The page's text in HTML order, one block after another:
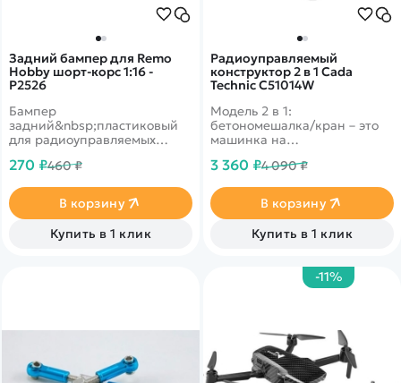
Радиоуправляемый
конструктор 2 в 1 Cada
Technic C51014W
Модель 2 в 1:
бетономешалка/кран – это
машинка на
ребенок собирает сам! 814
наборе
3 360 ₽4 090 ₽
В корзину
Купить в 1 клик
Задний бампер для Remo
Hobby шорт-корс 1:16 -
P2526
Бампер
задний&nbsp;пластиковый
для радиоуправляемых
Rocket&nbsp;масштаба 1/16.
270 ₽460 ₽
В корзину
Купить в 1 клик
-11%